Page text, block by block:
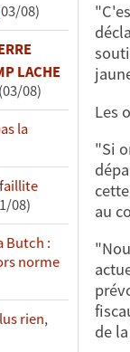
08)
LACHE
(03/08)
la
08)
Butch :
norme
rien,
Les
"Si
au
de